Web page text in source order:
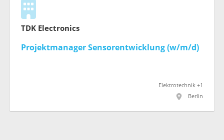
TDK Electronics
Projektmanager Sensorentwicklung (w/m/d)
Elektrotechnik +1
Berlin